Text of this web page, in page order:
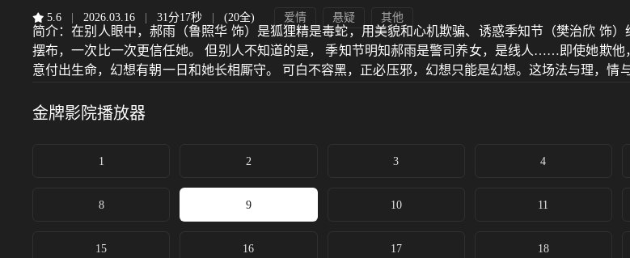
5.6 2026.03.16 31分17秒 (20全) 爱情 悬疑 其他
简介：在别人眼中，郝雨（鲁照华 饰）是狐狸精是毒蛇，用美貌和心机欺骗、诱惑季知节（樊治欣 饰
摆布，一次比一次更信任她。 但别人不知道的是， 季知节明知郝雨是警司养女，是线人……即使她欺
意付出生命，幻想有朝一日和她长相厮守。 可白不容黑，正必压邪，幻想只能是幻想。这场法与理，情
金牌影院播放器
1 2 3 4
8 9 10 11
15 16 17 18